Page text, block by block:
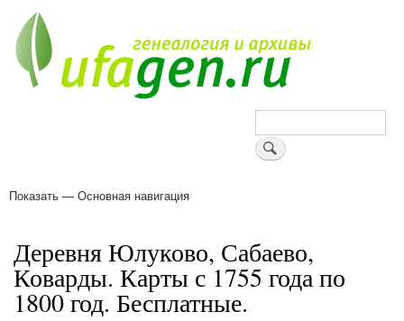
основному
содержанию
Поиск
Основная
Показать — Основная навигация
Деревня Юлуково, Сабаево,
Коварды. Карты с 1755 года по
1800 год. Бесплатные.